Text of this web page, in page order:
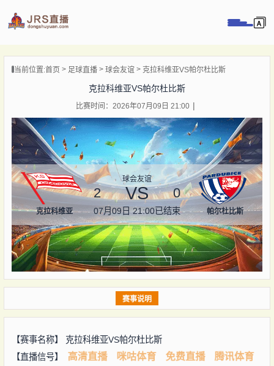
播
闻
当前位置:首页 足球直播 球会友谊 克拉科维亚VS帕尔杜比斯
克拉科维亚VS帕尔杜比斯
比赛时间：2026年07月09日 21:00
克拉科维亚
球会友谊
2 VS 0
07月09日 21:00已结束 帕尔杜比斯
赛事说明
【赛事名称】 克拉科维亚VS帕尔杜比斯
【直播信号】
高清直播 咪咕体育 免费直播 腾讯体育